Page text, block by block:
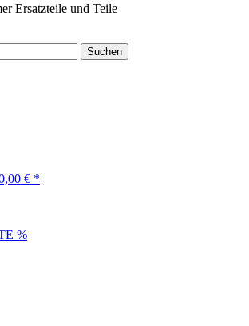
Ersatzteile und Teile
Suchen
€ *
%